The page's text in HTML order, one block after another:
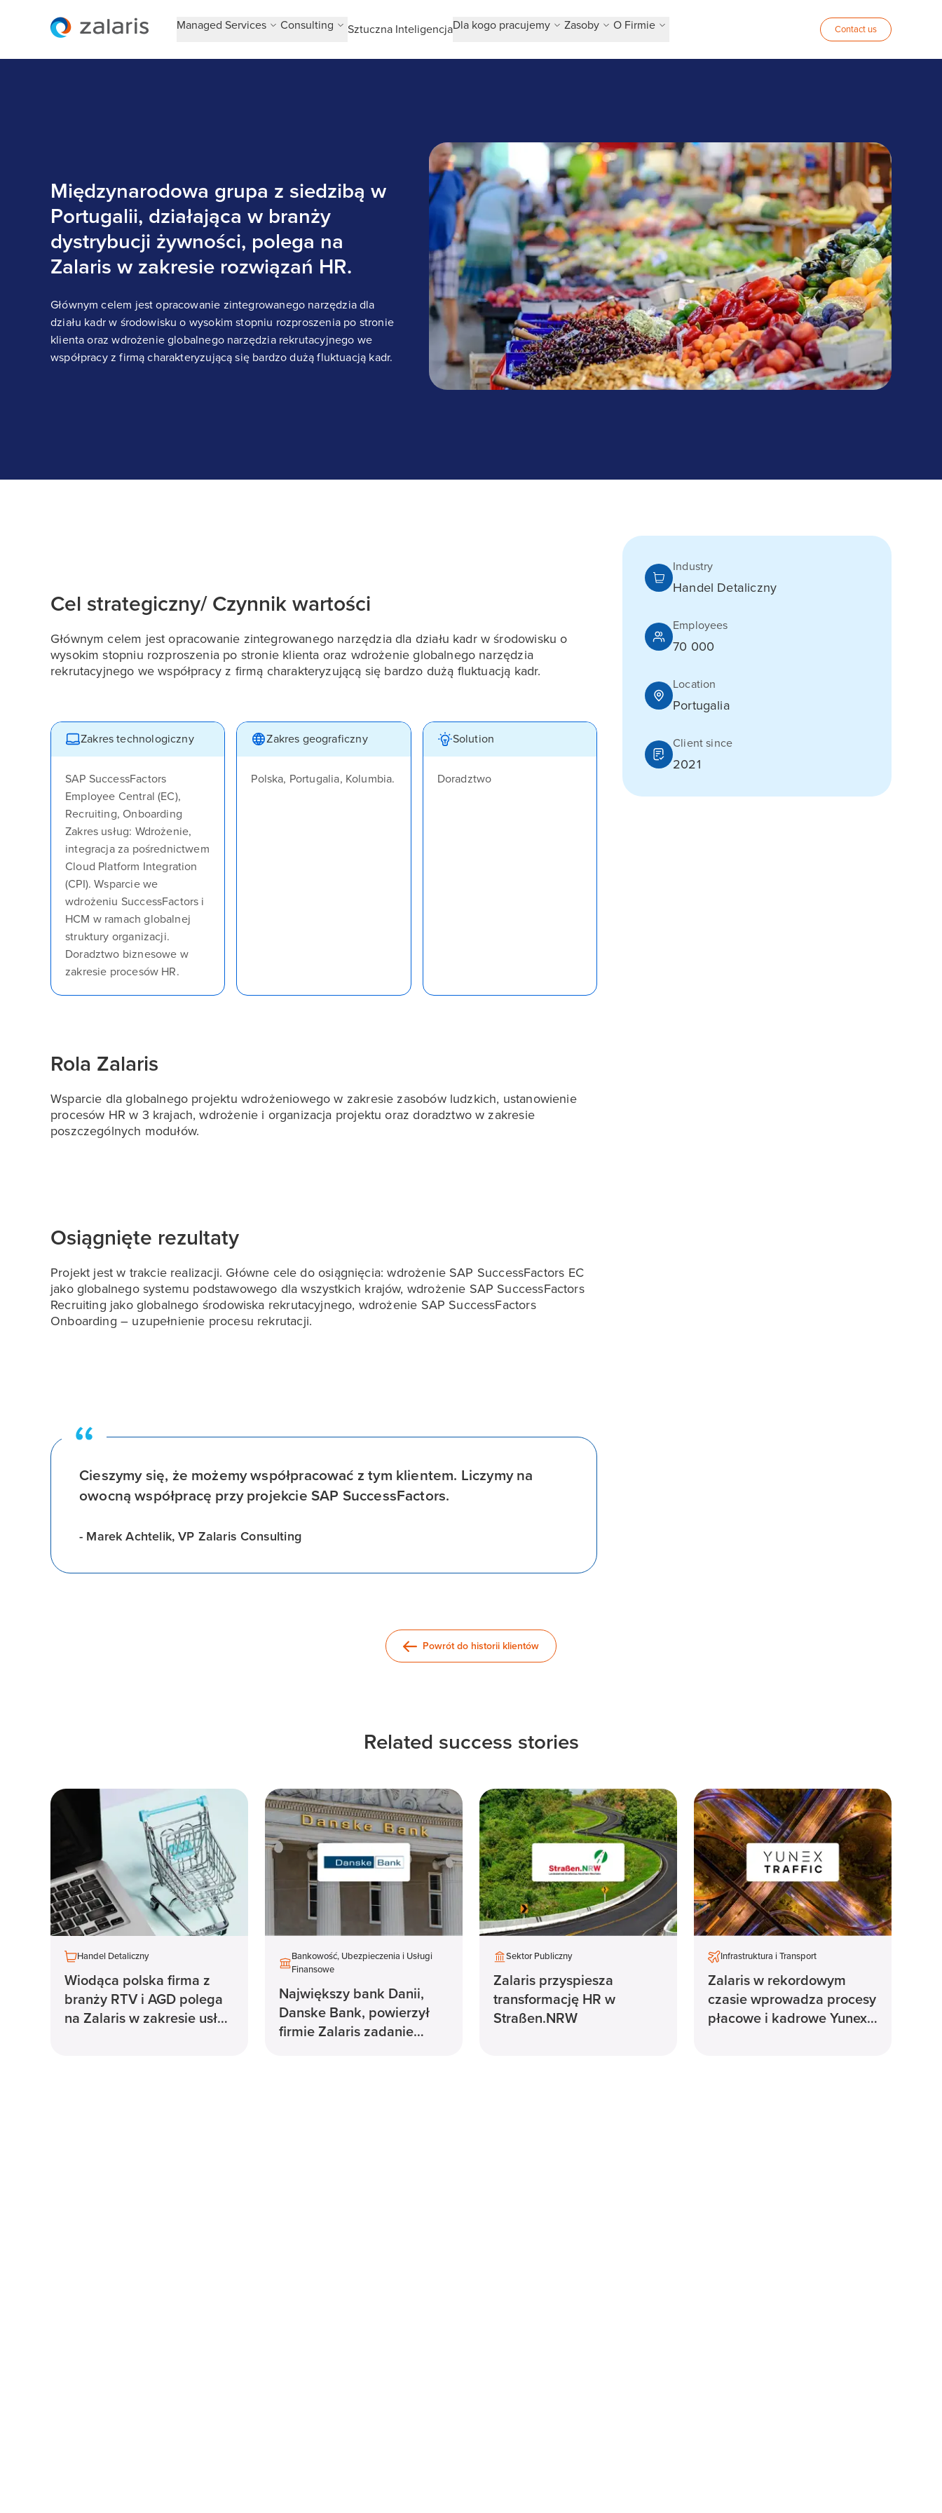
Managed Services Consulting Sztuczna InteligencjaDla kogo pracujemy Zasoby O Firmie Contact us
Międzynarodowa grupa z siedzibą w
Portugalii, działająca w branży
dystrybucji żywności, polega na
Zalaris w zakresie rozwiązań HR.
Głównym celem jest opracowanie zintegrowanego narzędzia dla
działu kadr w środowisku o wysokim stopniu rozproszenia po stronie
klienta oraz wdrożenie globalnego narzędzia rekrutacyjnego we
współpracy z firmą charakteryzującą się bardzo dużą fluktuacją kadr.
Międzynarodowa grupa z siedzibą w Portugalii, działająca w branży dystrybucji
żywności, polega na Zalaris w zakresie rozwiązań HR.
Cel strategiczny/ Czynnik wartości
Głównym celem jest opracowanie zintegrowanego narzędzia dla działu kadr w środowisku o
wysokim stopniu rozproszenia po stronie klienta oraz wdrożenie globalnego narzędzia
rekrutacyjnego we współpracy z firmą charakteryzującą się bardzo dużą fluktuacją kadr.
Zakres technologiczny
SAP SuccessFactors
Employee Central (EC),
Recruiting, Onboarding
Zakres usług: Wdrożenie,
integracja za pośrednictwem
Cloud Platform Integration
(CPI). Wsparcie we
wdrożeniu SuccessFactors i
HCM w ramach globalnej
struktury organizacji.
Doradztwo biznesowe w
zakresie procesów HR.
Zakres geograficzny
Polska, Portugalia, Kolumbia.
Solution
Doradztwo
Rola Zalaris
Wsparcie dla globalnego projektu wdrożeniowego w zakresie zasobów ludzkich, ustanowienie
procesów HR w 3 krajach, wdrożenie i organizacja projektu oraz doradztwo w zakresie
poszczególnych modułów.
Osiągnięte rezultaty
Projekt jest w trakcie realizacji. Główne cele do osiągnięcia: wdrożenie SAP SuccessFactors EC
jako globalnego systemu podstawowego dla wszystkich krajów, wdrożenie SAP SuccessFactors
Recruiting jako globalnego środowiska rekrutacyjnego, wdrożenie SAP SuccessFactors
Onboarding – uzupełnienie procesu rekrutacji.
Cieszymy się, że możemy współpracować z tym klientem. Liczymy na
owocną współpracę przy projekcie SAP SuccessFactors.
- Marek Achtelik, VP Zalaris Consulting
Industry
Handel Detaliczny
Employees
70 000
Location
Portugalia
Client since
2021
Powrót do historii klientów
Related success stories
Handel Detaliczny
Wiodąca polska firma z
branży RTV i AGD polega
na Zalaris w zakresie usług
Bankowość, Ubezpieczenia i Usługi
Finansowe
Największy bank Danii,
Danske Bank, powierzył
firmie Zalaris zadanie
Sektor Publiczny
Zalaris przyspiesza
transformację HR w
Straßen.NRW
Infrastruktura i Transport
Zalaris w rekordowym
czasie wprowadza procesy
płacowe i kadrowe Yunex